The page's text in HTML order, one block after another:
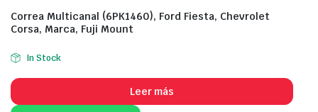
Correa Multicanal (6PK1460), Ford Fiesta, Chevrolet
Corsa, Marca, Fuji Mount
In Stock
Leer más